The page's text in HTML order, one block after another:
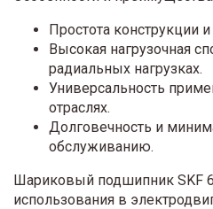
Простота конструкции
Высокая нагрузочная
радиальных нагрузках.
Универсальность
отраслях.
Долговечность и
обслуживанию.
Шариковый подшипник SKF
использования в